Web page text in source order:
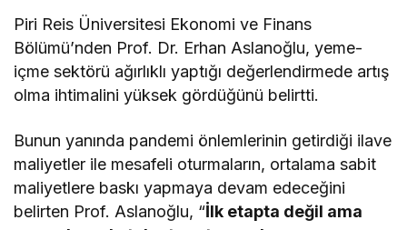
Piri Reis Üniversitesi Ekonomi ve Finans
Bölümü’nden Prof. Dr. Erhan Aslanoğlu, yeme-
içme sektörü ağırlıklı yaptığı değerlendirmede artış
olma ihtimalini yüksek gördüğünü belirtti.
Bunun yanında pandemi önlemlerinin getirdiği ilave
maliyetler ile mesafeli oturmaların, ortalama sabit
maliyetlere baskı yapmaya devam edeceğini
belirten Prof. Aslanoğlu, “İlk etapta değil ama